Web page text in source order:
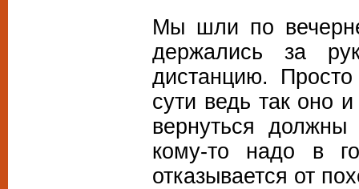
Мы шли по
держались за
дистанцию.
сути ведь так оно
вернуться
кому-то надо в
отказывается от